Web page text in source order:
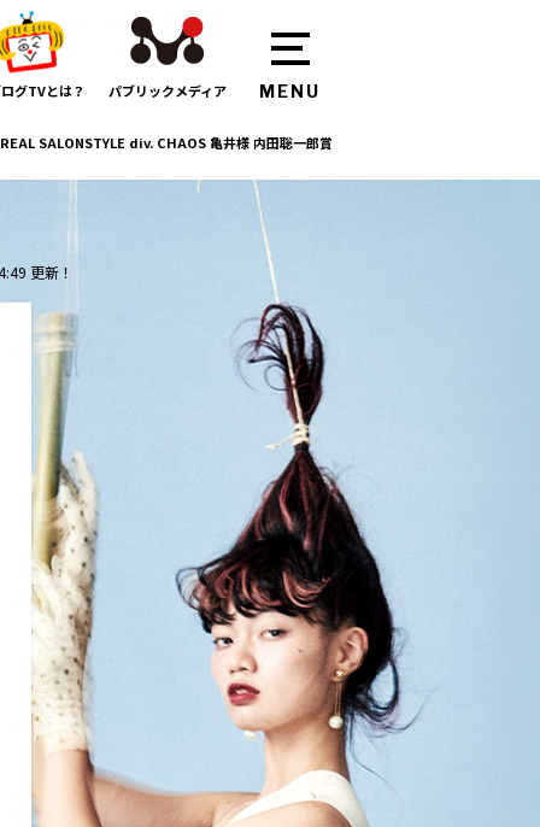
グTVとは？ パブリックメディア
REAL SALONSTYLE div. CHAOS 亀井様 内田聡一郎賞
更新！